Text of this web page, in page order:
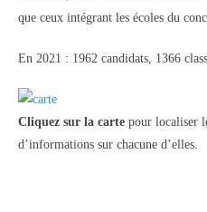
que ceux intégrant les écoles du
En 2021 : 1962 candidats, 1366
Cliquez sur la carte pour localiser
d’informations sur chacune d’elles.